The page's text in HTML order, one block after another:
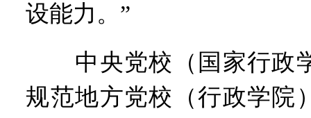
设能力。”
中央党校（国家行政
规范地方党校（行政学院